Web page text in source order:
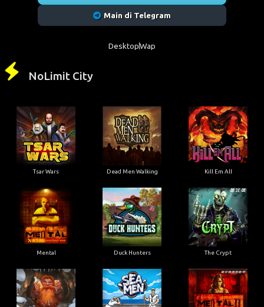
Main di Telegram
DesktopWap
NoLimit City
Tsar Wars Dead Men Walking Kill Em All
Mental Duck Hunters The Crypt